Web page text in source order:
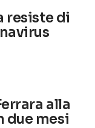
resiste di
alla
due mesi